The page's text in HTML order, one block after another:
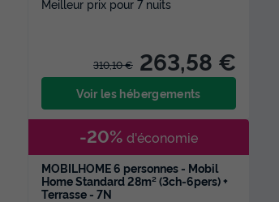
Meilleur prix pour 7 nuits
310,10 € 263,58 €
Voir les hébergements
MOBILHOME 6 personnes - Mobil
Home Standard 28m² (3ch-6pers) +
Terrasse - 7N
-20% d'économie